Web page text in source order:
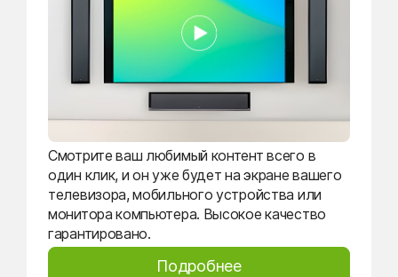
Смотрите ваш любимый контент всего в
один клик, и он уже будет на экране вашего
телевизора, мобильного устройства или
монитора компьютера. Высокое качество
гарантировано.
Подробнее